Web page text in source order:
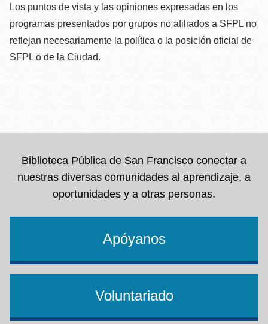
Los puntos de vista y las opiniones expresadas en los
programas presentados por grupos no afiliados a SFPL no
reflejan necesariamente la política o la posición oficial de
SFPL o de la Ciudad.
Biblioteca Pública de San Francisco conectar a
nuestras diversas comunidades al aprendizaje, a
oportunidades y a otras personas.
Apóyanos
Voluntariado